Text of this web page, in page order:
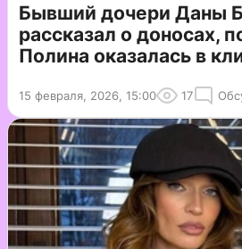
Бывший дочери Даны
рассказал о доносах,
Полина оказалась в
15 февраля, 2026, 15:00 17